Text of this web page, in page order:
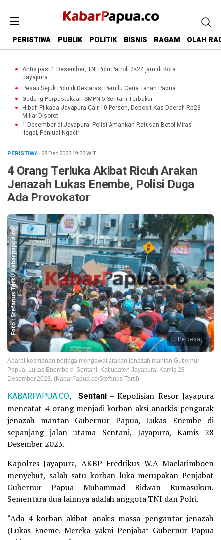
PERISTIWA PUBLIK POLITIK BISNIS RAGAM OLAH
Antisipasi 1 Desember, TNI Polri Patroli 2×24 jam di Kota
Jayapura
Pesan Sejuk Polri di Deklarasi Pemilu Ceria Tanah Papua
Gedung Perpustakaan SMPN 5 Sentani Terbakar
Hibah Pilkada Jayapura Cair 10 Persen, Deposit Kas Daerah Rp23
Miliar Disorot
1 Desember di Jayapura: Polisi Amankan Ratusan Botol Miras
Ilegal, Penjual Ngacir
PERISTIWA· 28 Dec 202319:33WIT
4 Orang Terluka Akibat Ricuh Arakan
Jenazah Lukas Enembe, Polisi Duga
Ada Provokator
Perbesar
Aparat keamanan berjaga mengawal arakan jenazah mantan Gubernur
Papua, Lukas Enembe di Sentani, Kabupaten Jayapura, Kamis 28
Desember 2023. (KabarPapua.co/Stefanus Tarsi)
KABARPAPUA.CO, Sentani– Kepolisian Resor Jayapura
mencatat 4 orang menjadi korban aksi anarkis pengarak
jenazah mantan Gubernur Papua, Lukas Enembe di
sepanjang jalan utama Sentani, Jayapura, Kamis 28
Desember 2023.
Kapolres Jayapura, AKBP Fredrikus W.A Maclarimboen
menyebut, salah satu korban luka merupakan Penjabat
Gubernur Papua Muhammad Ridwan Rumasukun.
Sementara dua lainnya adalah anggota TNI dan Polri.
“Ada 4 korban akibat anakis massa pengantar jenazah
(Lukas Eneme. Mereka yakni Penjabat Gubernur Papua